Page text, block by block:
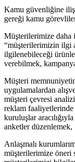
Kamu güvenliğine
gereği kamu
Müşterilerimize daha
“müşterilerimizin ilgi
ilgilenebileceği
verebilmek,
Müşteri
uygulamalardan
müşteri çevresi
reklam faaliyetlerinde
kuruluşlar
anketler düzenlemek,
Anlaşmalı
müşterilerimize